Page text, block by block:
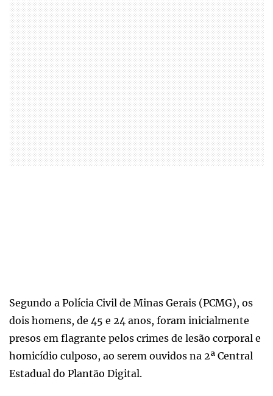
Segundo a Polícia Civil de Minas Gerais (PCMG), os
dois homens, de 45 e 24 anos, foram inicialmente
presos em flagrante pelos crimes de lesão corporal e
homicídio culposo, ao serem ouvidos na 2ª Central
Estadual do Plantão Digital.